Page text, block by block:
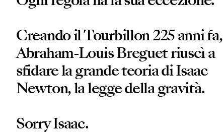
Creando il Tourbillon 225 anni fa,
Abraham-Louis Breguet riuscì a
sfidare la grande teoria di Isaac
Newton, la legge della gravità.
Sorry Isaac.